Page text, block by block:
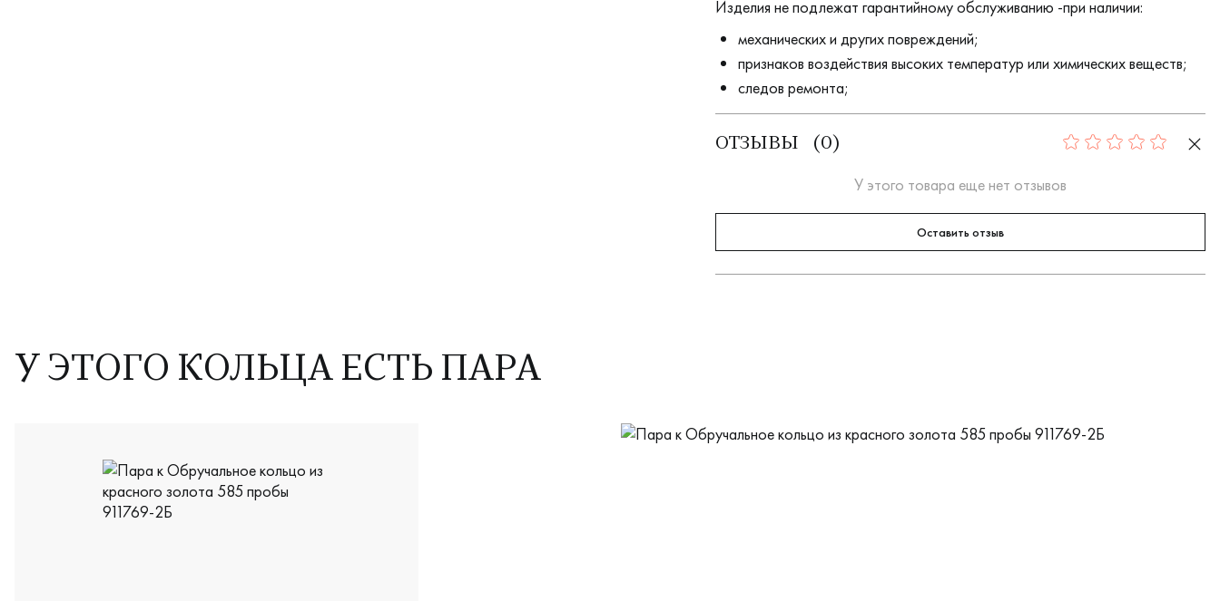
Изделия не подлежат гарантийному обслуживанию -при наличии:
механических и других повреждений;
признаков воздействия высоких температур или химических веществ;
следов ремонта;
ОТЗЫВЫ ( 0 ) 0
У этого товара еще нет отзывов
Оставить отзыв
У ЭТОГО КОЛЬЦА ЕСТЬ ПАРА